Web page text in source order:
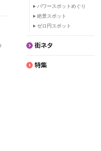
パワースポットめぐり
絶景スポット
ゼロ円スポット